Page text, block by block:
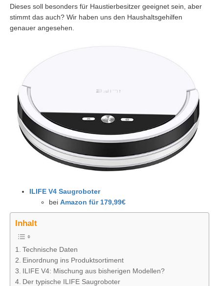
Dieses soll besonders für Haustierbesitzer geeignet sein, aber
stimmt das auch? Wir haben uns den Haushaltsgehilfen
genauer angesehen.
ILIFE V4 Saugroboter
bei Amazon für 179,99€
Inhalt
Technische Daten
Einordnung ins Produktsortiment
ILIFE V4: Mischung aus bisherigen Modellen?
Der typische ILIFE Saugroboter